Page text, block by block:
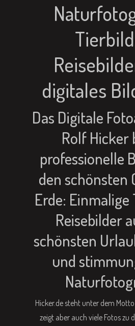
digitales
Das Digitale
Rolf Hicker
professionelle
den schönsten
Erde:
Reisebilder
schönsten
und
Hicker.de steht unter dem Motto
zeigt aber auch viele Fotos zu